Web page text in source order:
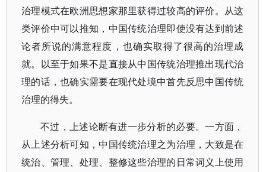
治理模式在欧洲思想家那里获得过较高的评价。从这
类评价中可以推知，中国传统治理即使没有达到前述
论者所说的满意程度，也确实取得了很高的治理成
就。以至于如果不是直接从中国传统治理推出现代治
理的话，也确实需要在现代处境中首先反思中国传统
治理的得失。
不过，上述论断有进一步分析的必要。一方面，
从上述分析可知，中国传统治理之为治理，大致是在
统治、管理、处理、整修这些治理的日常词义上使用